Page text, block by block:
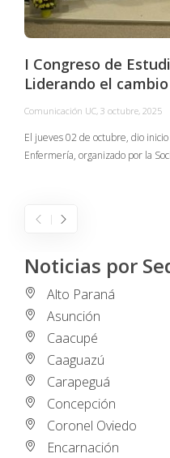
I Congreso de
Liderando el
Comunicación UC, 3 octubre, 2025
El jueves 02 de octubre, dio
Enfermería, organizado por la
Noticias por
Alto Paraná
Asunción
Caacupé
Caaguazú
Carapeguá
Concepción
Coronel Oviedo
Encarnación